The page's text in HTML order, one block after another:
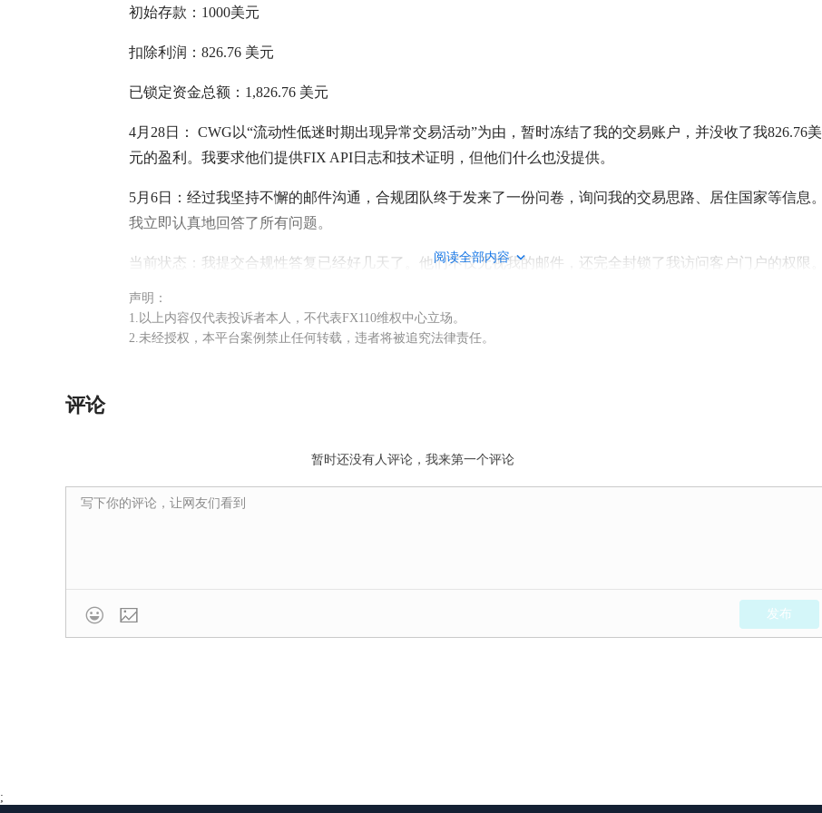
初始存款：1000美元
扣除利润：826.76 美元
已锁定资金总额：1,826.76 美元
4月28日： CWG以“流动性低迷时期出现异常交易活动”为由，暂时冻结了我的交易账户，并没收了我826.76美
元的盈利。我要求他们提供FIX API日志和技术证明，但他们什么也没提供。
5月6日：经过我坚持不懈的邮件沟通，合规团队终于发来了一份问卷，询问我的交易思路、居住国家等信息。
我立即认真地回答了所有问题。
当前状态：我提交合规性答复已经好几天了。他们不仅无视我的邮件，还完全封锁了我访问客户门户的权限。
我无法登录，看不到我的资金，也无法提取我最初的1000美元存款。经纪商审核账户是一回事，但将客户锁定
在门户网站之外，扣押其本金，这是违法行为，也是一个巨大的警示信号。
阅读全部内容
声明：
1.以上内容仅代表投诉者本人，不代表FX110维权中心立场。
2.未经授权，本平台案例禁止任何转载，违者将被追究法律责任。
评论
暂时还没有人评论，我来第一个评论
 发布
;